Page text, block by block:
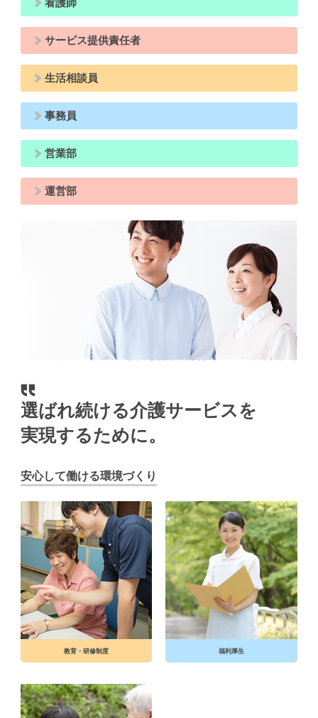
看護師
サービス提供責任者
生活相談員
事務員
営業部
運営部
選ばれ続ける介護サービスを
実現するために。
安心して働ける環境づくり
教育・研修制度 福利厚生